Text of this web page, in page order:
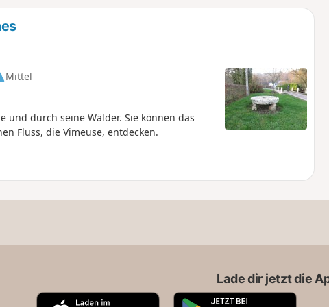
Mittel
und durch seine Wälder. Sie können das
Fluss, die Vimeuse, entdecken.
Lade dir jetzt die
A
G